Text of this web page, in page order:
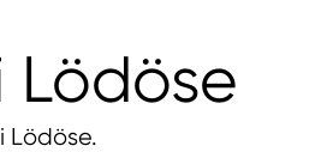
Lödöse.